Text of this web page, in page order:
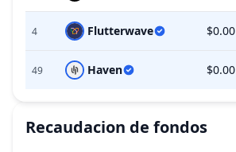
4 Flutterwave $0.00
49 Haven $0.00
Recaudacion de fondos